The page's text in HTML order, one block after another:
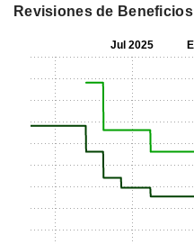
Revisiones de Beneficios